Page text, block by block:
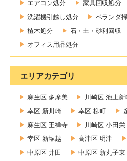
エアコン処分
家具回収処分
洗濯機引越し処分
ベランダ
植木処分
石・土・砂利回収
オフィス用品処分
エリアカテゴリ
麻生区 多摩美 川崎区 池上新
幸区 新川崎
幸区 柳町
麻生区 王禅寺
川崎区 小田栄
幸区 新塚越
高津区 明津
中原区 井田
中原区 新丸子東